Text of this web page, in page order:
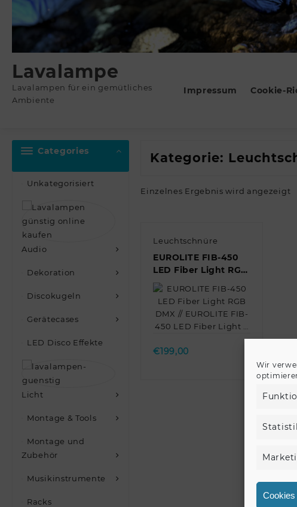
Wir
Lavalampe
Lavalampen für ein gemütliches
Ambiente
Impressum Cookie-
Categories
Unkategorisiert
Audio
Dekoration
Discokugeln
Gerätecases
LED Disco Effekte
Licht
Montage & Tools
Montage und
Zubehör
Musikinstrumente
Racks
Kategorie:
Einzelnes Ergebnis wird angezeigt
Leuchtschnüre
EUROLITE FIB-450
LED Fiber Light RGB
DMX // EUROLITE
FIB-450 LED Fiber
Light …
Quick view
€199,00